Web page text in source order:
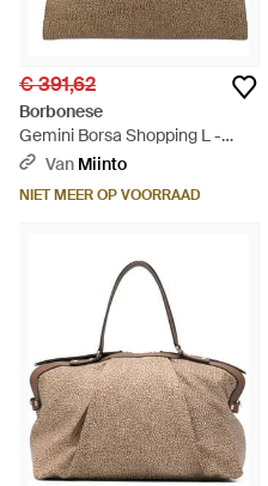
€ 391,62
Borbonese
Gemini Borsa Shopping L -
BruinVan Miinto
NIET MEER OP VOORRAAD